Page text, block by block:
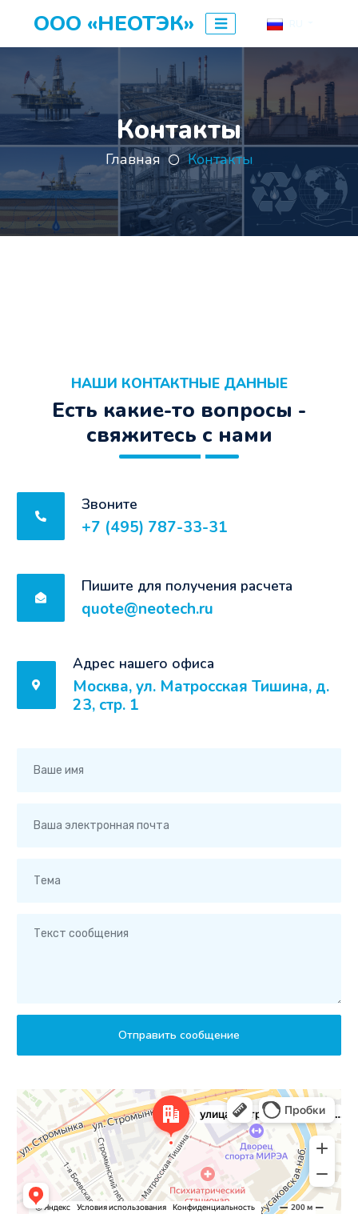
ООО «НЕОТЭК»
Контакты
Главная Контакты
НАШИ КОНТАКТНЫЕ ДАННЫЕ
Есть какие-то вопросы -
свяжитесь с нами
Звоните
+7 (495) 787-33-31
Пишите для получения расчета
quote@neotech.ru
Адрес нашего офиса
Москва, ул. Матросская Тишина, д.
23, стр. 1
Отправить сообщение